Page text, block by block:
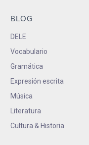
BLOG
DELE
Vocabulario
Gramática
Expresión escrita
Música
Literatura
Cultura & Historia